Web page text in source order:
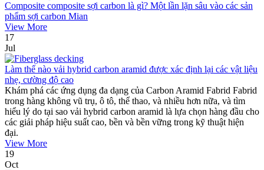
Composite composite sợi carbon là gì? Một lần lặn sâu vào các sản
phẩm sợi carbon Mian
View More
17
Jul
Làm thế nào vải hybrid carbon aramid được xác định lại các vật liệu
nhẹ, cường độ cao
Khám phá các ứng dụng đa dạng của Carbon Aramid Fabrid Fabrid
trong hàng không vũ trụ, ô tô, thể thao, và nhiều hơn nữa, và tìm
hiểu lý do tại sao vải hybrid carbon aramid là lựa chọn hàng đầu cho
các giải pháp hiệu suất cao, bền và bền vững trong kỹ thuật hiện
đại.
View More
19
Oct